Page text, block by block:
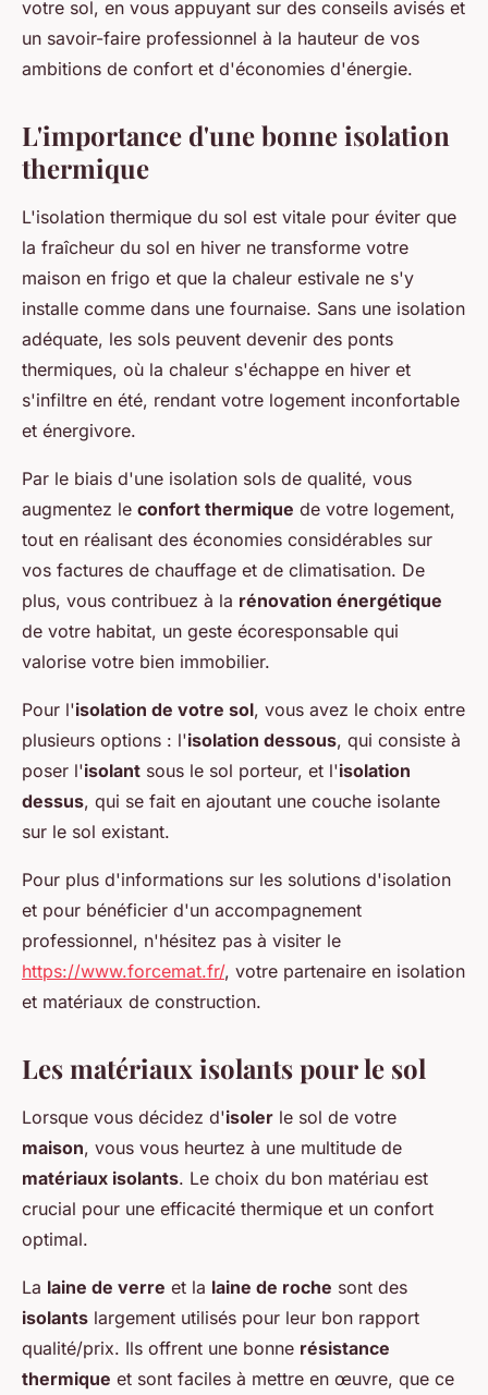
votre sol, en vous appuyant sur des conseils avisés et
un savoir-faire professionnel à la hauteur de vos
ambitions de confort et d'économies d'énergie.
L'importance d'une bonne isolation
thermique
L'isolation thermique du sol est vitale pour éviter que
la fraîcheur du sol en hiver ne transforme votre
maison en frigo et que la chaleur estivale ne s'y
installe comme dans une fournaise. Sans une isolation
adéquate, les sols peuvent devenir des ponts
thermiques, où la chaleur s'échappe en hiver et
s'infiltre en été, rendant votre logement inconfortable
et énergivore.
Par le biais d'une isolation sols de qualité, vous
augmentez le confort thermique de votre logement,
tout en réalisant des économies considérables sur
vos factures de chauffage et de climatisation. De
plus, vous contribuez à la rénovation énergétique
de votre habitat, un geste écoresponsable qui
valorise votre bien immobilier.
Pour l'isolation de votre sol, vous avez le choix entre
plusieurs options : l'isolation dessous, qui consiste à
poser l'isolant sous le sol porteur, et l'isolation
dessus, qui se fait en ajoutant une couche isolante
sur le sol existant.
Pour plus d'informations sur les solutions d'isolation
et pour bénéficier d'un accompagnement
professionnel, n'hésitez pas à visiter le
https://www.forcemat.fr/, votre partenaire en isolation
et matériaux de construction.
Les matériaux isolants pour le sol
Lorsque vous décidez d'isoler le sol de votre
maison, vous vous heurtez à une multitude de
matériaux isolants. Le choix du bon matériau est
crucial pour une efficacité thermique et un confort
optimal.
La laine de verre et la laine de roche sont des
isolants largement utilisés pour leur bon rapport
qualité/prix. Ils offrent une bonne résistance
thermique et sont faciles à mettre en œuvre, que ce